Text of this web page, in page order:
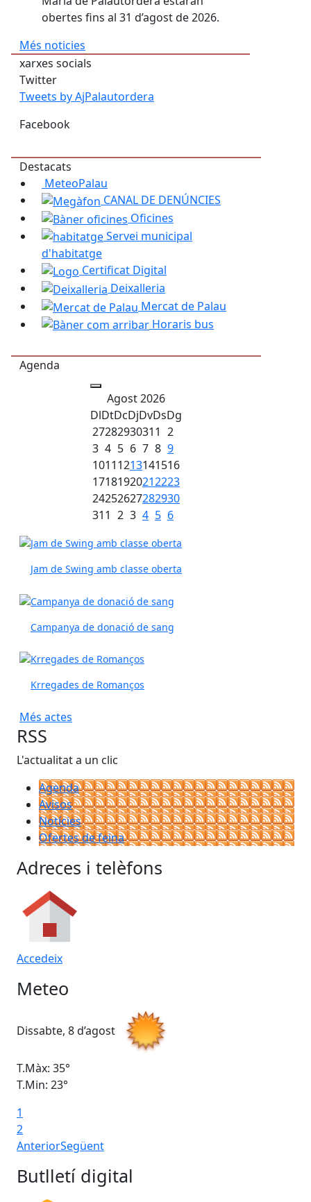
obertes fins al 31 d’agost de 2026.
Més noticies
xarxes socials
Twitter
Tweets by AjPalautordera
Facebook
Destacats
MeteoPalau
CANAL DE DENÚNCIES
Oficines
Servei municipal
d'habitatge
Certificat Digital
Deixalleria
Mercat de Palau
Horaris bus
Agenda
Agost 2026
DlDtDcDjDvDsDg
27282930311 2
3 4 5 6 7 8 9
10111213141516
17181920212223
24252627282930
311 2 3 4 5 6
Jam de Swing amb classe oberta
Campanya de donació de sang
Krregades de Romanços
Més actes
RSS
L'actualitat a un clic
Agenda
Avisos
Notícies
Ofertes de feina
Adreces i telèfons
Accedeix
Meteo
Dissabte, 8 d’agost
T.Màx: 35°
T.Min: 23°
1
2
AnteriorSegüent
Butlletí digital